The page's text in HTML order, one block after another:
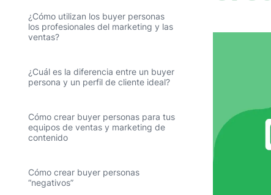
¿Cómo utilizan los buyer personas
los profesionales del marketing y las
ventas?
¿Cuál es la diferencia entre un buyer
persona y un perfil de cliente ideal?
Cómo crear buyer personas para tus
equipos de ventas y marketing de
contenido
Cómo crear buyer personas
“negativos”